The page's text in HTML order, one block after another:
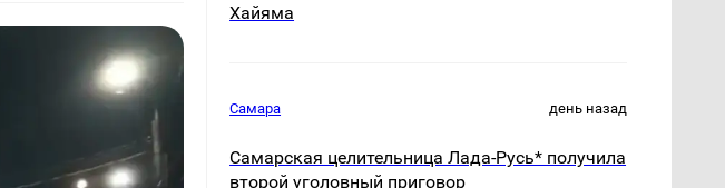
Хайяма
Самара день назад
Самарская целительница Лада-Русь* получила
второй уголовный приговор